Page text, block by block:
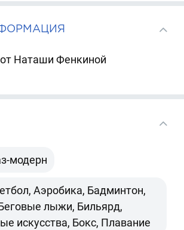
Наташи Фенкиной
модерн
Аэробика, Бадминтон,
лыжи, Бильярд,
искусства, Бокс, Плавание